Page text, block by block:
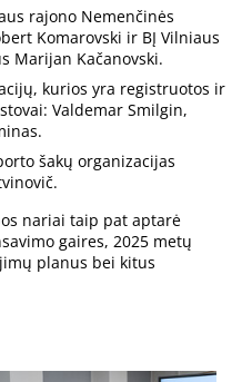
rajono Nemenčinės
Komarovski ir BĮ Vilniaus
Marijan Kačanovski.
kurios yra registruotos ir
Valdemar Smilgin,
šakų organizacijas
nariai taip pat aptarė
gaires, 2025 metų
planus bei kitus